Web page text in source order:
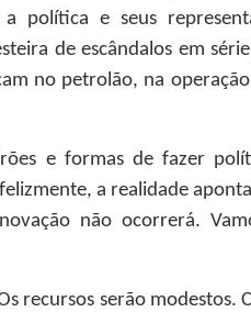
política e seus
de escândalos em
no petrolão, na operação
e formas de fazer
a realidade
não ocorrerá.
recursos serão modestos.